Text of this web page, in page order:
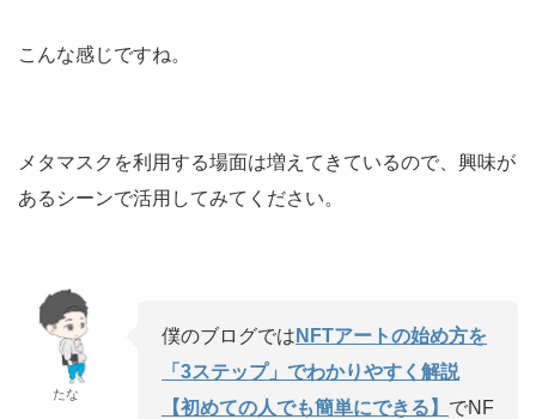
こんな感じですね。
メタマスクを利用する場面は増えてきているので、興味が
あるシーンで活用してみてください。
たな
僕のブログでは NFTアートの始め方を
「3ステップ」でわかりやすく解説
【初めての人でも簡単にできる】 でNF